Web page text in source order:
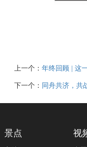
上一个： 年终回顾 | 这
下一个： 同舟共济，共
景点 视